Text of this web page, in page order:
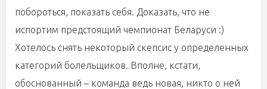
побороться, показать себя. Доказать, что не
испортим предстоящий чемпионат Беларуси :)
Хотелось снять некоторый скепсис у определенных
категорий болельщиков. Вполне, кстати,
обоснованный – команда ведь новая, никто о ней